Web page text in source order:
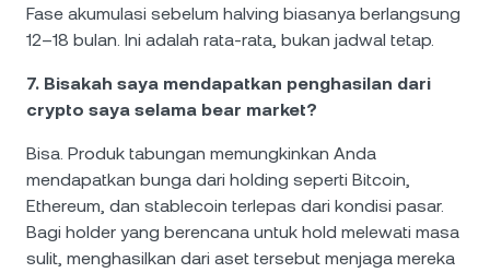
Fase akumulasi sebelum halving biasanya berlangsung
12–18 bulan. Ini adalah rata-rata, bukan jadwal tetap.
7. Bisakah saya mendapatkan penghasilan dari
crypto saya selama bear market?
Bisa. Produk tabungan memungkinkan Anda
mendapatkan bunga dari holding seperti Bitcoin,
Ethereum, dan stablecoin terlepas dari kondisi pasar.
Bagi holder yang berencana untuk hold melewati masa
sulit, menghasilkan dari aset tersebut menjaga mereka